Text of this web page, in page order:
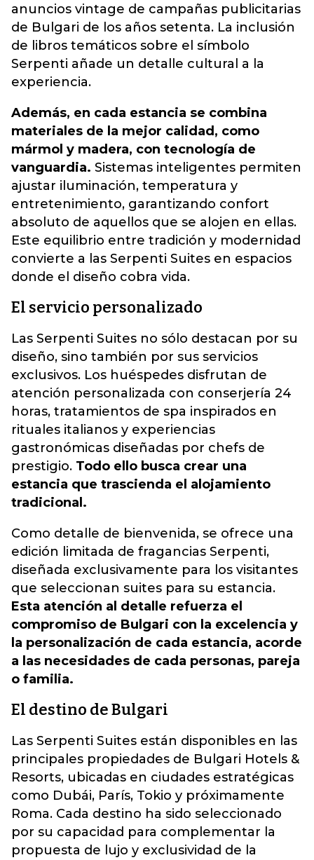
anuncios vintage de campañas publicitarias
de Bulgari de los años setenta. La inclusión
de libros temáticos sobre el símbolo
Serpenti añade un detalle cultural a la
experiencia.
Además, en cada estancia se combina
materiales de la mejor calidad, como
mármol y madera, con tecnología de
vanguardia. Sistemas inteligentes permiten
ajustar iluminación, temperatura y
entretenimiento, garantizando confort
absoluto de aquellos que se alojen en ellas.
Este equilibrio entre tradición y modernidad
convierte a las Serpenti Suites en espacios
donde el diseño cobra vida.
El servicio personalizado
Las Serpenti Suites no sólo destacan por su
diseño, sino también por sus servicios
exclusivos. Los huéspedes disfrutan de
atención personalizada con conserjería 24
horas, tratamientos de spa inspirados en
rituales italianos y experiencias
gastronómicas diseñadas por chefs de
prestigio. Todo ello busca crear una
estancia que trascienda el alojamiento
tradicional.
Como detalle de bienvenida, se ofrece una
edición limitada de fragancias Serpenti,
diseñada exclusivamente para los visitantes
que seleccionan suites para su estancia.
Esta atención al detalle refuerza el
compromiso de Bulgari con la excelencia y
la personalización de cada estancia, acorde
a las necesidades de cada personas, pareja
o familia.
El destino de Bulgari
Las Serpenti Suites están disponibles en las
principales propiedades de Bulgari Hotels &
Resorts, ubicadas en ciudades estratégicas
como Dubái, París, Tokio y próximamente
Roma. Cada destino ha sido seleccionado
por su capacidad para complementar la
propuesta de lujo y exclusividad de la